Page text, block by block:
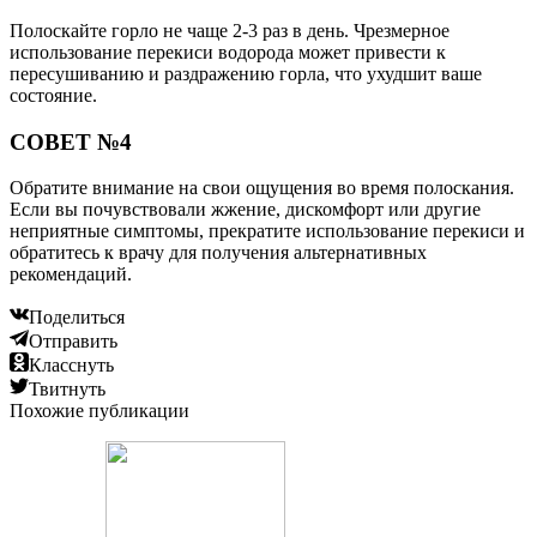
Полоскайте горло не чаще 2-3 раз в день. Чрезмерное
использование перекиси водорода может привести к
пересушиванию и раздражению горла, что ухудшит ваше
состояние.
СОВЕТ №4
Обратите внимание на свои ощущения во время полоскания.
Если вы почувствовали жжение, дискомфорт или другие
неприятные симптомы, прекратите использование перекиси и
обратитесь к врачу для получения альтернативных
рекомендаций.
Поделиться
Отправить
Класснуть
Твитнуть
Похожие публикации